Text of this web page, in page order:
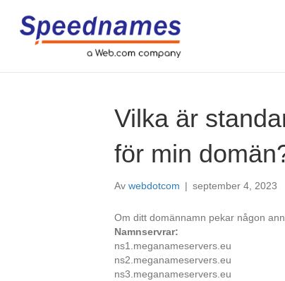
Vilka är
för min
Av webdotcom | september 4, 2023
Om ditt domännamn pekar någon
Namnservrar:
ns1.meganameservers.eu
ns2.meganameservers.eu
ns3.meganameservers.eu